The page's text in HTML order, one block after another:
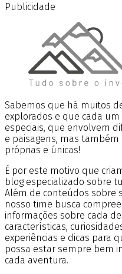
Publicidade
Sabemos que há muitos
explorados e que cada
especiais, que envolvem
e paisagens, mas
próprias e únicas!
É por este motivo que
blog especializado sobre
Além de conteúdos sobre
nosso time busca
informações sobre cada
características,
experiências e dicas para
possa estar sempre bem
cada aventura.